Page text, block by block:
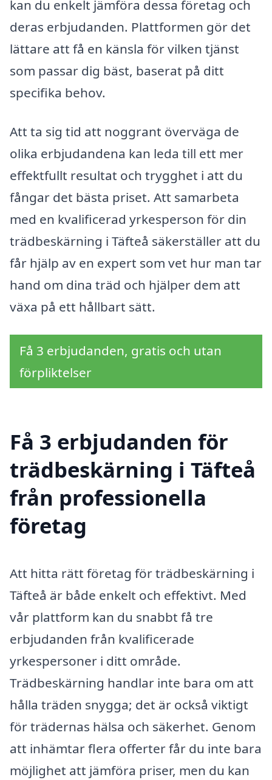
kan du enkelt jämföra dessa företag och
deras erbjudanden. Plattformen gör det
lättare att få en känsla för vilken tjänst
som passar dig bäst, baserat på ditt
specifika behov.
Att ta sig tid att noggrant överväga de
olika erbjudandena kan leda till ett mer
effektfullt resultat och trygghet i att du
fångar det bästa priset. Att samarbeta
med en kvalificerad yrkesperson för din
trädbeskärning i Täfteå säkerställer att du
får hjälp av en expert som vet hur man tar
hand om dina träd och hjälper dem att
växa på ett hållbart sätt.
Få 3 erbjudanden, gratis och utan
förpliktelser
Få 3 erbjudanden för
trädbeskärning i Täfteå
från professionella
företag
Att hitta rätt företag för trädbeskärning i
Täfteå är både enkelt och effektivt. Med
vår plattform kan du snabbt få tre
erbjudanden från kvalificerade
yrkespersoner i ditt område.
Trädbeskärning handlar inte bara om att
hålla träden snygga; det är också viktigt
för trädernas hälsa och säkerhet. Genom
att inhämtar flera offerter får du inte bara
möjlighet att jämföra priser, men du kan